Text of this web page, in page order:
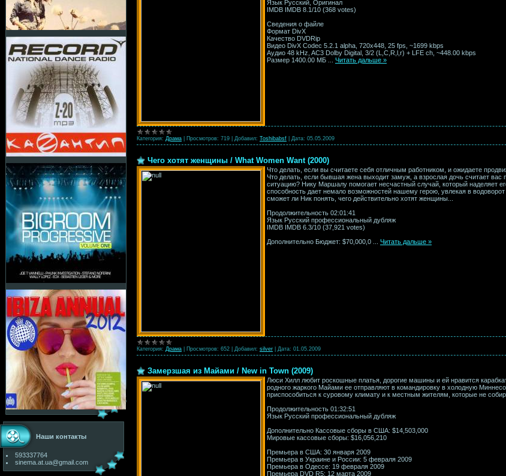
Наши контакты
593337764
sinema.at.ua@gmail.com
Язык Русский, Оригинал
IMDB IMDB 8.1/10 (368 votes)
Сведения о файле
Формат DivX
Качество DVDRip
Видео DivX Codec 5.2.1 alpha, 720x448, 25 fps, ~1699 kbps
Аудио 48 kHz, AC3 Dolby Digital, 3/2 (L,C,R,l,r) + LFE ch, ~448.00 kbps
Размер 1400.00 МБ
Читать дальше »
Категория: Драма Просмотров: 719 Добавил: Toshibabsf Дата: 05.05.2009
Чего хотят женщины / What Women Want (2000)
Что делать, если вы считаете себя отличным работником, и ожидаете
Что делать, если бывшая жена выходит замуж, а взрослая дочь считает
ситуацию? Нику Маршалу помогает несчастный случай, который наделяет
способность дает немало возможностей нашему герою, увлекая в
сможет ли Ник понять, чего действительно хотят женщины...
Продолжительность 02:01:41
Язык Русский профессиональный дубляж
IMDB IMDB 6.3/10 (37,921 votes)
Дополнительно Бюджет: $70,000,0
Читать дальше »
Категория: Драма Просмотров: 652 Добавил: silver Дата: 01.05.2009
Замерзшая из Майами / New in Town (2009)
Люси Хилл любит роскошные платья, дорогие машины и ей нравится
родного жаркого Майами ее отправляют в командировку в холодную
приспособиться к суровому климату и к местным жителям, которые не
Продолжительность 01:32:51
Язык Русский профессиональный дубляж
Дополнительно Кассовые сборы в США: $14,503,000
Мировые кассовые сборы: $16,056,210
Премьера в США: 30 января 2009
Премьера в Украине и России: 5 февраля 2009
Премьера в Одессе: 19 февраля 2009
Премьера DVD R5: 12 марта 2009